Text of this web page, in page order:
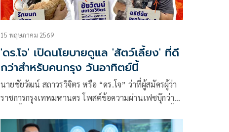
15 พฤษภาคม 2569
'ดร.โจ' เปิดนโยบายดูแล 'สัตว์เลี้ยง' ที่ดี
กว่าสำหรับคนกรุง วันอาทิตย์นี้
นายชัยวัฒน์ สถาวรวิจิตร หรือ “ดร.โจ” ว่าที่ผู้สมัครผู้ว่า
ราชการกรุงเทพมหานคร โพสต์ข้อความผ่านเฟซบุ๊กว่า
สำหรับคนกรุงเทพกับ โจ ชัยวัฒน์ อาทิตย์ที่ 17 พ.ค. นี้